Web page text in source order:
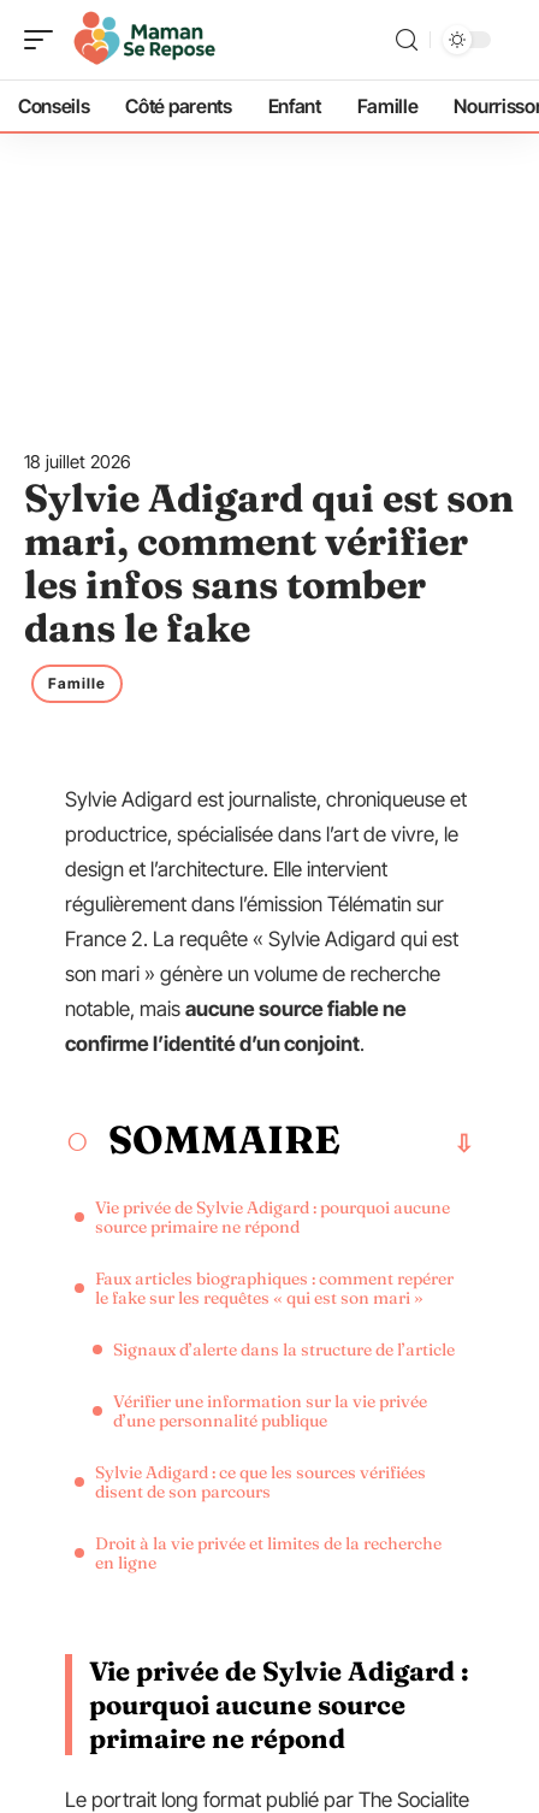
Conseils Côté parents Enfant Famille
18 juillet 2026
Sylvie Adigard qui est son
mari, comment vérifier
les infos sans tomber
dans le fake
Famille
Sylvie Adigard est journaliste, chroniqueuse et
productrice, spécialisée dans l’art de vivre, le
design et l’architecture. Elle intervient
régulièrement dans l’émission Télématin sur
France 2. La requête « Sylvie Adigard qui est
son mari » génère un volume de recherche
notable, mais aucune source fiable ne
confirme l’identité d’un conjoint.
SOMMAIRE
Vie privée de Sylvie Adigard : pourquoi aucune
source primaire ne répond
Faux articles biographiques : comment repérer
le fake sur les requêtes « qui est son mari »
Signaux d’alerte dans la structure de l’article
Vérifier une information sur la vie privée
d’une personnalité publique
Sylvie Adigard : ce que les sources vérifiées
disent de son parcours
Droit à la vie privée et limites de la recherche
en ligne
Vie privée de Sylvie Adigard :
pourquoi aucune source
primaire ne répond
Le portrait long format publié par The Socialite